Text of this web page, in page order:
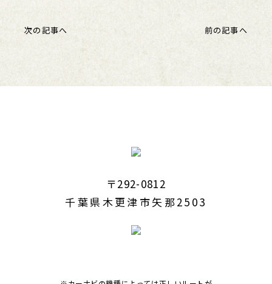
次の記事へ 前の記事へ
〒292-0812
千葉県木更津市矢那2503